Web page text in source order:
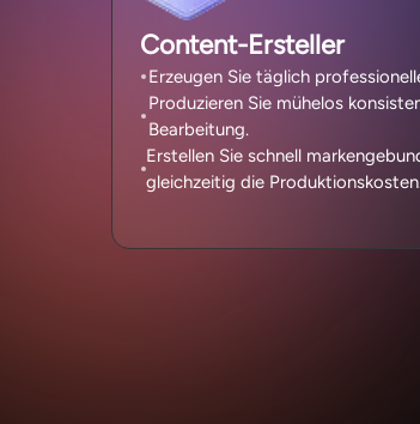
Content-Ersteller
Erzeugen Sie täglich
Produzieren Sie mühelos
Bearbeitung.
Erstellen Sie schnell
gleichzeitig die